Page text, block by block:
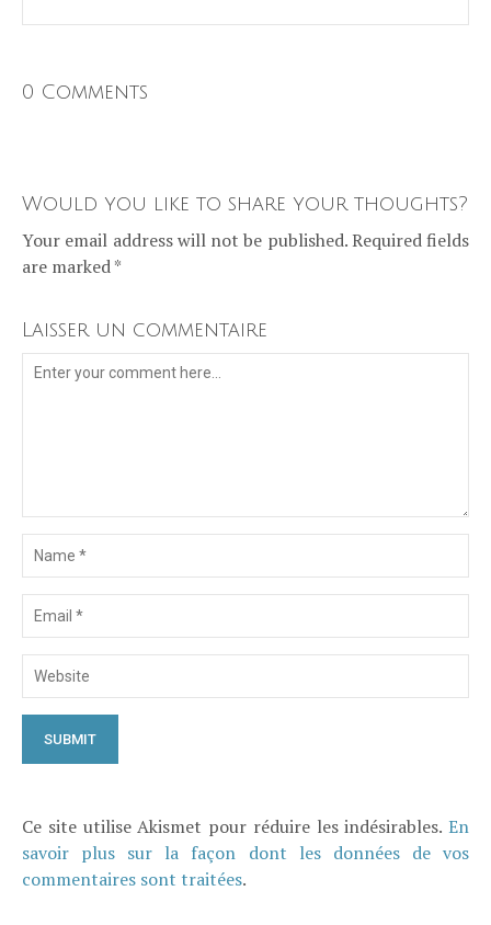
0 Comments
Would you like to share your thoughts?
Your email address will not be published. Required fields
are marked *
Laisser un commentaire
Ce site utilise Akismet pour réduire les indésirables. En
savoir plus sur la façon dont les données de vos
commentaires sont traitées.